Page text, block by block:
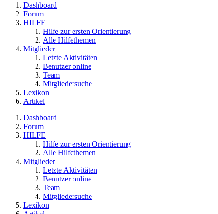
Dashboard
Forum
HILFE
Hilfe zur ersten Orientierung
Alle Hilfethemen
Mitglieder
Letzte Aktivitäten
Benutzer online
Team
Mitgliedersuche
Lexikon
Artikel
Dashboard
Forum
HILFE
Hilfe zur ersten Orientierung
Alle Hilfethemen
Mitglieder
Letzte Aktivitäten
Benutzer online
Team
Mitgliedersuche
Lexikon